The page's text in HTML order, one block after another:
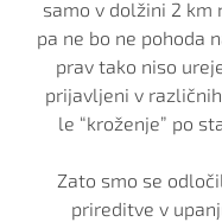
samo v dolžini 2 km
pa ne bo ne pohoda
prav tako niso
prijavljeni v
le “kroženje” po
Zato smo se
prireditve v